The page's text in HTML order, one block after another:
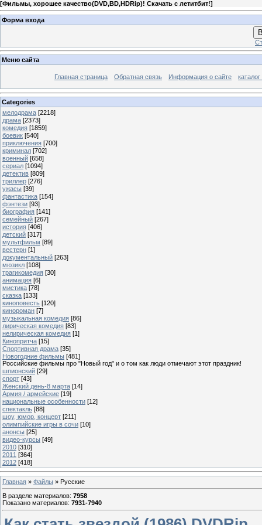
[Фильмы, хорошее качество(DVD,BD,HDRip)! Скачать с летитбит!]
Форма входа
Меню сайта
Главная страница Обратная связь Информация о сайте
Categories
мелодрама [2218]
драма [2373]
комедия [1859]
боевик [540]
приключения [700]
криминал [702]
военный [658]
сериал [1094]
детектив [809]
триллер [276]
ужасы [39]
фантастика [154]
фэнтези [93]
биография [141]
семейный [267]
история [406]
детский [317]
мультфильм [89]
вестерн [1]
документальный [263]
мюзикл [108]
трагикомедия [30]
анимация [6]
мистика [78]
сказка [133]
киноповесть [120]
кинороман [7]
музыкальная комедия [86]
лирическая комедия [83]
нелирическая комедия [1]
Кинопритча [15]
Спортивная драма [35]
Новогодние фильмы [481]
Российские фильмы про "Новый год" и о том как люди отмечают этот праздник!
шпионский [29]
спорт [43]
Женский день-8 марта [14]
Армия / армейские [19]
национальные особенности [12]
спектакль [88]
шоу, юмор, концерт [211]
олимпийские игры в сочи [10]
анонсы [25]
видео-курсы [49]
2010 [310]
2011 [364]
2012 [418]
Главная » Файлы » Русские
В разделе материалов: 7958
Показано материалов: 7931-7940